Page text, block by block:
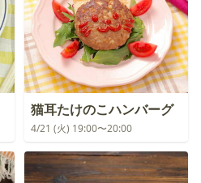
猫耳たけのこハンバーグ
4/21 (火) 19:00〜20:00